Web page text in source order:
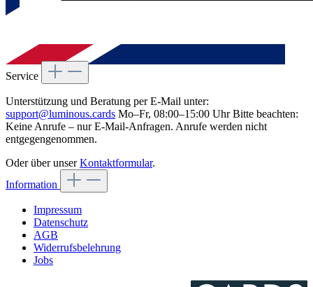
Service
Unterstützung und Beratung per E-Mail unter:
support@luminous.cards Mo–Fr, 08:00–15:00 Uhr Bitte beachten:
Keine Anrufe – nur E-Mail-Anfragen. Anrufe werden nicht
entgegengenommen.
Oder über unserKontaktformular.
Information
Impressum
Datenschutz
AGB
Widerrufsbelehrung
Jobs